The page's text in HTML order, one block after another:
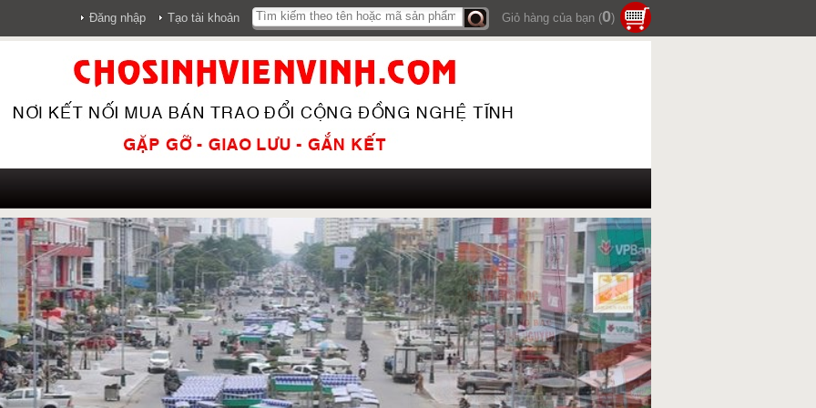
Đăng nhập
Tạo tài khoản
Tìm
Giỏ hàng của bạn (0)